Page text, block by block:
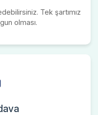
Tek şartımız
olması.